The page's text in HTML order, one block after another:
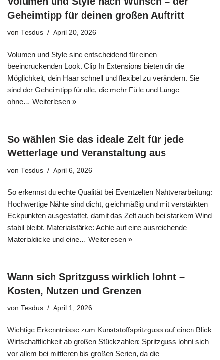
Geheimtipp für deinen großen Auftritt
von Tesdus April 20, 2026
Volumen und Style sind entscheidend für einen
beeindruckenden Look. Clip In Extensions bieten dir die
Möglichkeit, dein Haar schnell und flexibel zu verändern. Sie
sind der Geheimtipp für alle, die mehr Fülle und Länge
ohne… Weiterlesen »
So wählen Sie das ideale Zelt für jede
Wetterlage und Veranstaltung aus
von Tesdus April 6, 2026
So erkennst du echte Qualität bei Eventzelten Nahtverarbeitung:
Hochwertige Nähte sind dicht, gleichmäßig und mit verstärkten
Eckpunkten ausgestattet, damit das Zelt auch bei starkem Wind
stabil bleibt. Materialstärke: Achte auf eine ausreichende
Materialdicke und eine… Weiterlesen »
Wann sich Spritzguss wirklich lohnt –
Kosten, Nutzen und Grenzen
von Tesdus April 1, 2026
Wichtige Erkenntnisse zum Kunststoffspritzguss auf einen Blick
Wirtschaftlichkeit ab großen Stückzahlen: Spritzguss lohnt sich
vor allem bei mittleren bis großen Serien, da die